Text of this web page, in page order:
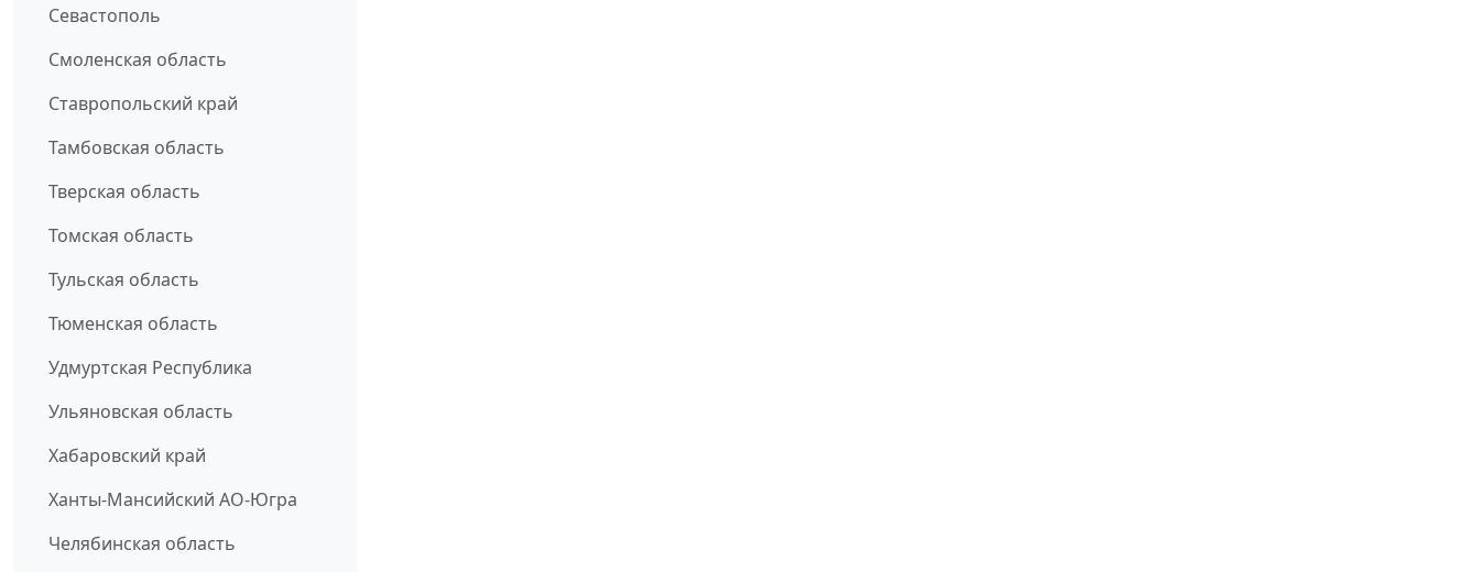
Севастополь
Смоленская область
Ставропольский край
Тамбовская область
Тверская область
Томская область
Тульская область
Тюменская область
Удмуртская Республика
Ульяновская область
Хабаровский край
Ханты-Мансийский АО-Югра
Челябинская область